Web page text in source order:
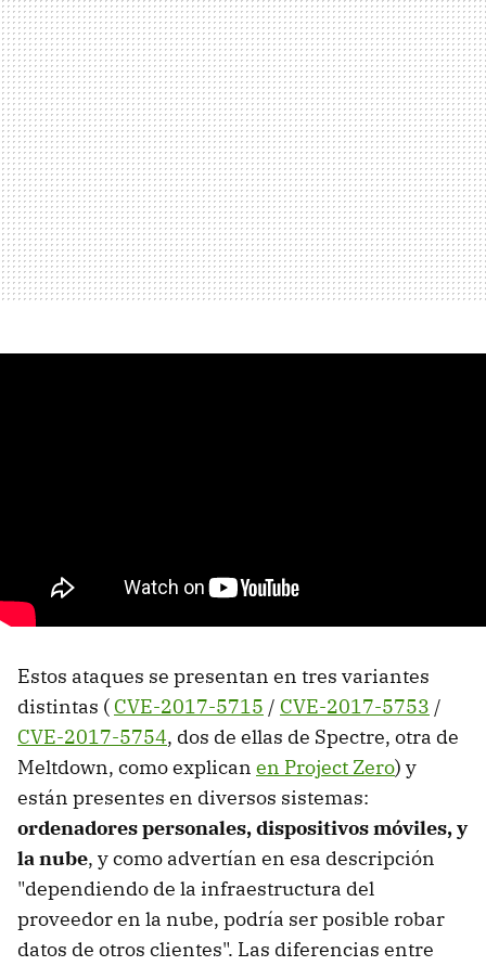
Estos ataques se presentan en tres variantes
distintas ( CVE-2017-5715 / CVE-2017-5753 /
CVE-2017-5754, dos de ellas de Spectre, otra de
Meltdown, como explican en Project Zero) y
están presentes en diversos sistemas:
ordenadores personales, dispositivos móviles, y
la nube, y como advertían en esa descripción
"dependiendo de la infraestructura del
proveedor en la nube, podría ser posible robar
datos de otros clientes". Las diferencias entre